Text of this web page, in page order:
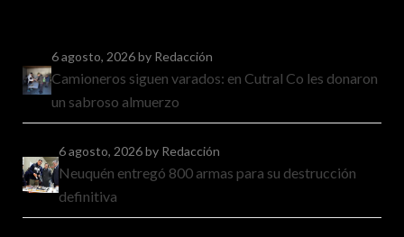
6 agosto, 2026by Redacción
Camioneros siguen varados: en Cutral Co les donaron
un sabroso almuerzo
6 agosto, 2026by Redacción
Neuquén entregó 800 armas para su destrucción
definitiva